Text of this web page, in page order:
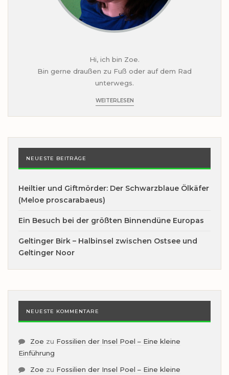
Hi, ich bin Zoe.
Bin gerne draußen zu Fuß oder auf dem Rad
unterwegs.
WEITERLESEN
NEUESTE BEITRÄGE
Heiltier und Giftmörder: Der Schwarzblaue Ölkäfer
(Meloe proscarabaeus)
Ein Besuch bei der größten Binnendüne Europas
Geltinger Birk – Halbinsel zwischen Ostsee und
Geltinger Noor
NEUESTE KOMMENTARE
Zoe zu Fossilien der Insel Poel – Eine kleine
Einführung
Zoe zu Fossilien der Insel Poel – Eine kleine